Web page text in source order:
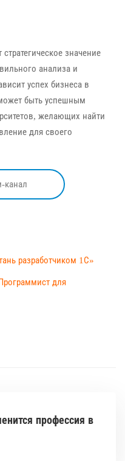
значение
анализа и
успех бизнеса в
быть успешным
желающих найти
для своего
канал
разработчиком 1С»
для
профессия в